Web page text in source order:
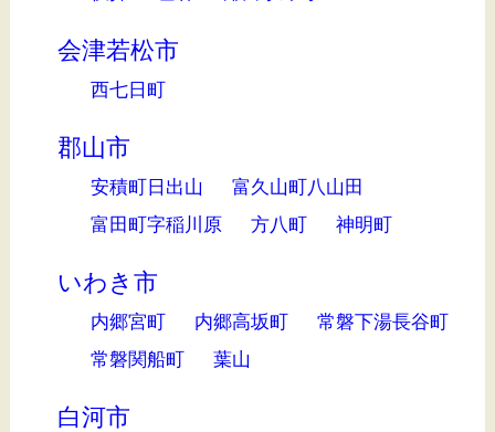
会津若松市
西七日町
郡山市
安積町日出山
富久山町八山田
富田町字稲川原
方八町 神明町
いわき市
内郷宮町 内郷高坂町
常磐下湯長谷町
常磐関船町
葉山
白河市